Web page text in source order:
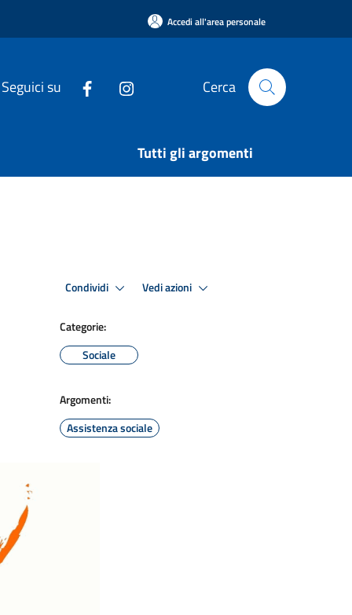
Accedi all'area personale
Seguici su Cerca
Tutti gli argomenti
Condividi Vedi azioni
Categorie:
Sociale
Argomenti:
Assistenza sociale